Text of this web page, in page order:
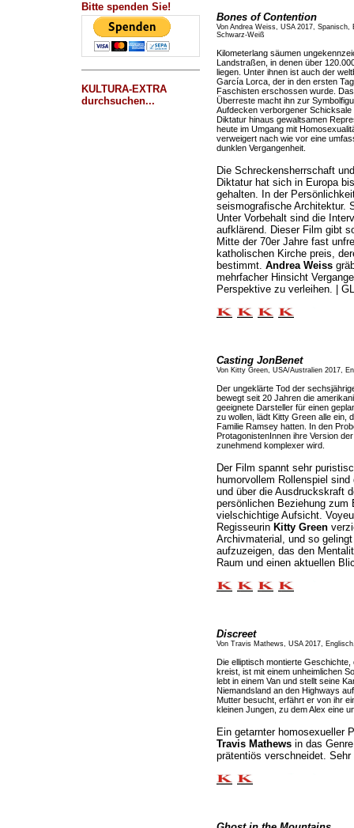
Bitte spenden Sie!
KULTURA-EXTRA
durchsuchen...
Bones of Contention
Von Andrea Weiss, USA 2017,
Schwarz-Weiß
Kilometerlang säumen
Landstraßen, in denen über
liegen. Unter ihnen ist auch der
García Lorca, der in den ersten
Faschisten erschossen wurde.
Überreste macht ihn zur
Aufdecken verborgener
Diktatur hinaus gewaltsamen
heute im Umgang mit
verweigert nach wie vor eine
dunklen Vergangenheit.
Die Schreckensherrschaft
Diktatur hat sich in Europa
gehalten. In der
seismografische Architektur.
Unter Vorbehalt sind die
aufklärend. Dieser Film gibt
Mitte der 70er Jahre fast
katholischen Kirche preis,
bestimmt. Andrea Weiss
mehrfacher Hinsicht
Perspektive zu verleihen. | GL
Casting JonBenet
Von Kitty Green, USA/Australien 2017,
Der ungeklärte Tod der
bewegt seit 20 Jahren die
geeignete Darsteller für einen
zu wollen, lädt Kitty Green alle ein,
Familie Ramsey hatten. In den
ProtagonistenInnen ihre Version
zunehmend komplexer wird.
Der Film spannt sehr
humorvollem Rollenspiel
und über die Ausdruckskraft
persönlichen Beziehung zum
vielschichtige Aufsicht.
Regisseurin Kitty Green
Archivmaterial, und so
aufzuzeigen, das den
Raum und einen aktuellen
Discreet
Von Travis Mathews, USA 2017,
Die elliptisch montierte
kreist, ist mit einem unheimlichen
lebt in einem Van und stellt seine
Niemandsland an den Highways
Mutter besucht, erfährt er von ihr
kleinen Jungen, zu dem Alex eine
Ein getarnter homosexueller
Travis Mathewsin das Genre
prätentiös verschneidet.